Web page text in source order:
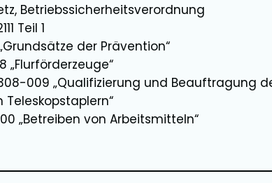
Betriebssicherheitsverordnung
Teil 1
der Prävention“
„Flurförderzeuge“
009 „Qualifizierung und Beauftragung
„Betreiben von Arbeitsmitteln“